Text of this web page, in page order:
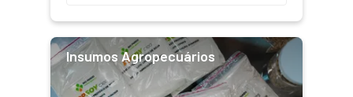
Insumos Agropecuários